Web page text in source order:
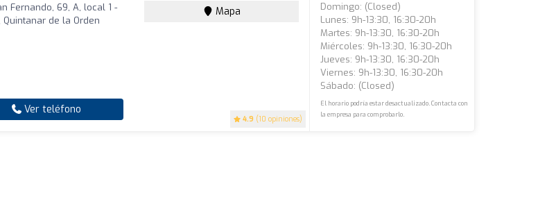
4.9 (10 opiniones)
Fernando, 69, A, local 1 -
de la Orden
Mapa
Ver teléfono
Domingo: (closed)
Lunes: 9h-13:30, 16:30-20h
Martes: 9h-13:30, 16:30-20h
Miércoles: 9h-13:30, 16:30-20h
Jueves: 9h-13:30, 16:30-20h
Viernes: 9h-13:30, 16:30-20h
Sábado: (closed)
El horario podría estar desactualizado. Contacta con
la empresa para comprobarlo.